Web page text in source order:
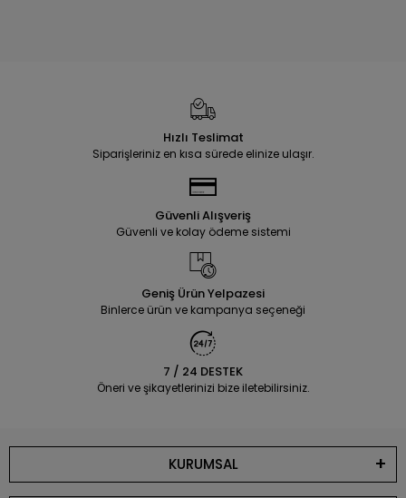
Hızlı Teslimat
Siparişleriniz en kısa sürede elinize ulaşır.
Güvenli Alışveriş
Güvenli ve kolay ödeme sistemi
Geniş Ürün Yelpazesi
Binlerce ürün ve kampanya seçeneği
7 / 24 DESTEK
Öneri ve şikayetlerinizi bize iletebilirsiniz.
KURUMSAL